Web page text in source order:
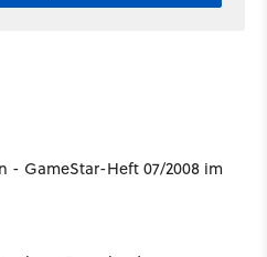
- GameStar-Heft 07/2008 im